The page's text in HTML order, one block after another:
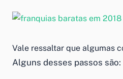
Vale ressaltar que algumas
Alguns desses passos são: